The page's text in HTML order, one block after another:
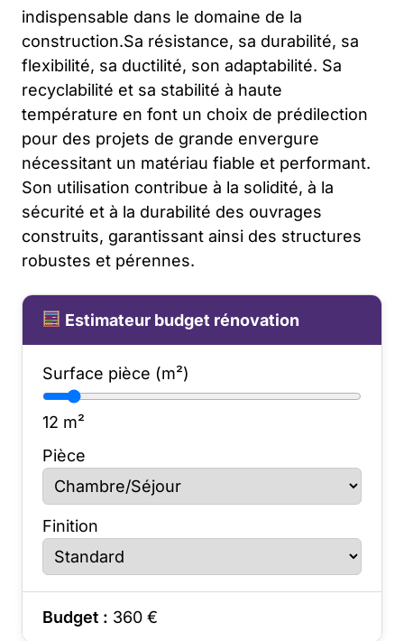
indispensable dans le domaine de la
construction.Sa résistance, sa durabilité, sa
flexibilité, sa ductilité, son adaptabilité. Sa
recyclabilité et sa stabilité à haute
température en font un choix de prédilection
pour des projets de grande envergure
nécessitant un matériau fiable et performant.
Son utilisation contribue à la solidité, à la
sécurité et à la durabilité des ouvrages
construits, garantissant ainsi des structures
robustes et pérennes.
Estimateur budget rénovation
Surface pièce (m²)
12 m²
Pièce
Finition
Budget : 360 €